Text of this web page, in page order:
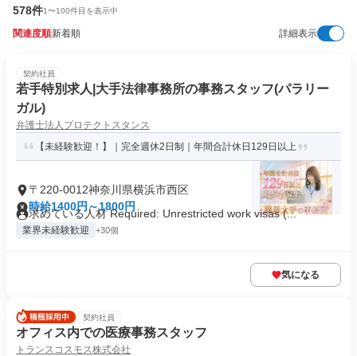
578件1〜100件目を表示中
関連度順新着順 詳細表示
契約社員
若手特別求人|大手法律事務所の事務スタッフ(パラリー
ガル)
弁護士法人プロテクトスタンス
【未経験歓迎！】｜完全週休2日制｜年間合計休日129日以上
〒220-0012神奈川県横浜市西区
時給1400円～1800円
求めている人材 Required: Unrestricted work visas (...
業界未経験歓迎 +30個
気になる
契約社員
オフィス内での医療事務スタッフ
トランスコスモス株式会社